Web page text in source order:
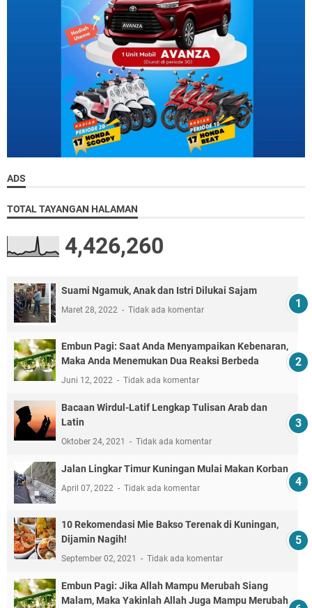
ADS
TOTAL TAYANGAN HALAMAN
4,426,260
Suami Ngamuk, Anak dan Istri Dilukai Sajam
Maret 28, 2022 Tidak ada komentar
Embun Pagi: Saat Anda Menyampaikan Kebenaran,
Maka Anda Menemukan Dua Reaksi Berbeda
Juni 12, 2022 Tidak ada komentar
Bacaan Wirdul-Latif Lengkap Tulisan Arab dan
Latin
Oktober 24, 2021 Tidak ada komentar
Jalan Lingkar Timur Kuningan Mulai Makan Korban
April 07, 2022 Tidak ada komentar
10 Rekomendasi Mie Bakso Terenak di Kuningan,
Dijamin Nagih!
September 02, 2021 Tidak ada komentar
Embun Pagi: Jika Allah Mampu Merubah Siang
Malam, Maka Yakinlah Allah Juga Mampu Merubah